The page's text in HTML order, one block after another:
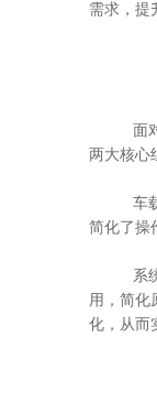
需求，提
面对上
两大核心
车载
简化了操
系统管
用，简化
化，从而